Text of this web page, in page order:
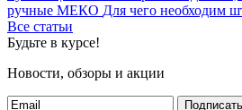
ручные МЕКО Для чего необходим
Все статьи
Будьте в курсе!
Новости, обзоры и акции